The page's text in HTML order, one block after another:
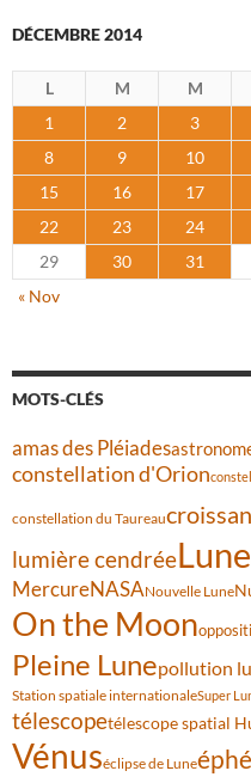
DÉCEMBRE 2014
L M M
1
2 3
8
9 10
15
16 17
22
23 24
29
30
31
« Nov
MOTS-CLÉS
amas des Pléiades
constellation d'Orion
constellation du Taureau
lumière cendréeLune
MercureNASANouvelle Lune
On the Moon
Pleine Lunepollution
Station spatiale internationaleSuper
télescopetélescope spatial
Vénuséclipse de Lune